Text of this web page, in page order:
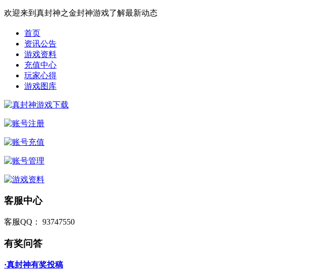
欢迎来到真封神之金封神游戏了解最新动态
首页
资讯公告
游戏资料
充值中心
玩家心得
游戏图库
客服中心
客服QQ： 93747550
有奖问答
·真封神有奖投稿